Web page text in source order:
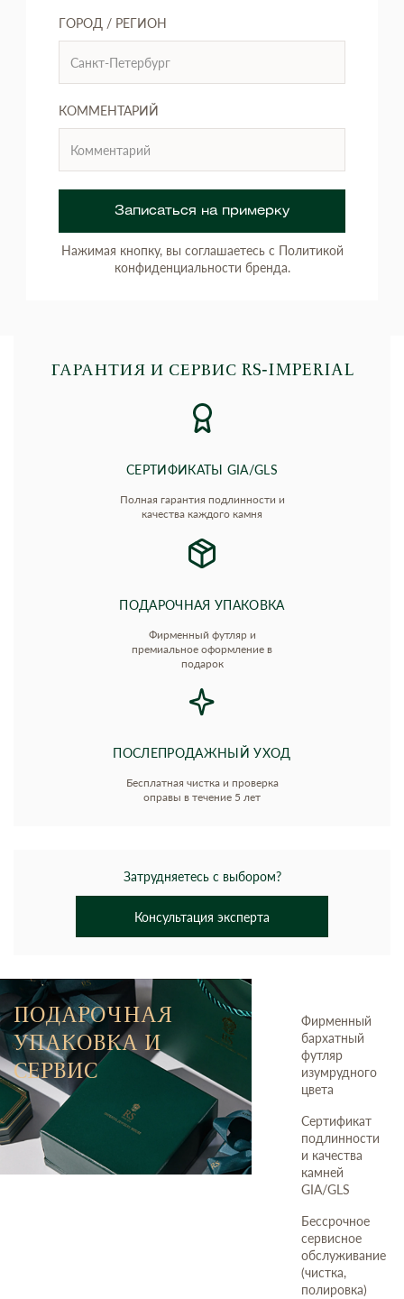
ГОРОД / РЕГИОН
КОММЕНТАРИЙ
Записаться на примерку
Нажимая кнопку, вы соглашаетесь с Политикой
конфиденциальности бренда.
ГАРАНТИЯ И СЕРВИС RS‑IMPERIAL
СЕРТИФИКАТЫ GIA/GLS
Полная гарантия подлинности и
качества каждого камня
ПОДАРОЧНАЯ УПАКОВКА
Фирменный футляр и
премиальное оформление в
подарок
ПОСЛЕПРОДАЖНЫЙ УХОД
Бесплатная чистка и проверка
оправы в течение 5 лет
Затрудняетесь с выбором?
Консультация эксперта
ПОДАРОЧНАЯ
УПАКОВКА И
СЕРВИС
Фирменный
бархатный
футляр
изумрудного
цвета
Сертификат
подлинности
и качества
камней
GIA/GLS
Бессрочное
сервисное
обслуживание
(чистка,
полировка)